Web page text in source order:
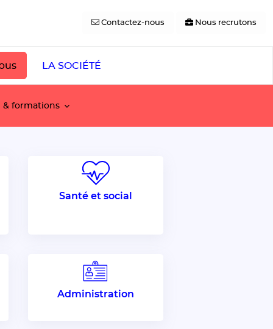
Contactez-nous Nous recrutons
LA SOCIÉTÉ
& formations
Santé et social
Administration